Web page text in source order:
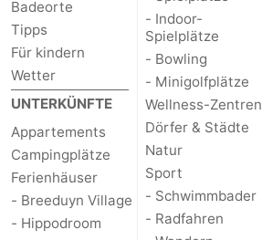
Natur
Het
Zwin
-
Knokke-
Heist
-
Zeebrugge
-
Blankenberge
-
Wenduine
Badeorte
Tipps
Für kindern
Wetter
UNTERKÜNFTE
Appartements
Campingplätze
Ferienhäuser
- Breeduyn Village
- Hippodroom
- Indoor-
Spielplätze
- Bowling
- Minigolfplätze
Wellness-Zentren
Dörfer & Städte
Natur
Sport
- Schwimmbader
- Radfahren